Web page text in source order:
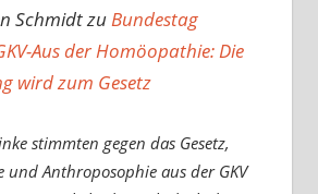
SchmidtzuBundestag
Aus der Homöopathie: Die
wird zum Gesetz
stimmten gegen das Gesetz,
und Anthroposophie aus der GKV